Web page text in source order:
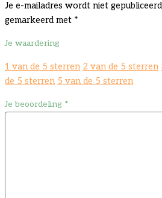
Je e-mailadres wordt niet
gemarkeerd met *
Je waardering
1 van de 5 sterren 2 van de 5 sterren
de 5 sterren 5 van de 5 sterren
Je beoordeling *